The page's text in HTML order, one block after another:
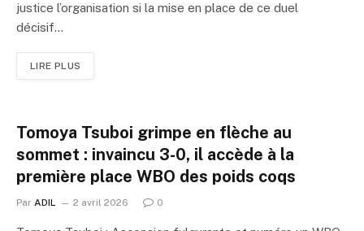
justice l’organisation si la mise en place de ce duel
décisif…
LIRE PLUS
Tomoya Tsuboi grimpe en flèche au
sommet : invaincu 3-0, il accède à la
première place WBO des poids coqs
Par ADIL 2 avril 2026 0